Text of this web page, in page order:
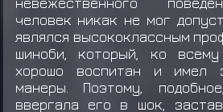
человек никак не мог
являлся высококлассным
шиноби, который, ко
хорошо воспитан и имел
манеры. Поэтому,
ввергала его в шок,